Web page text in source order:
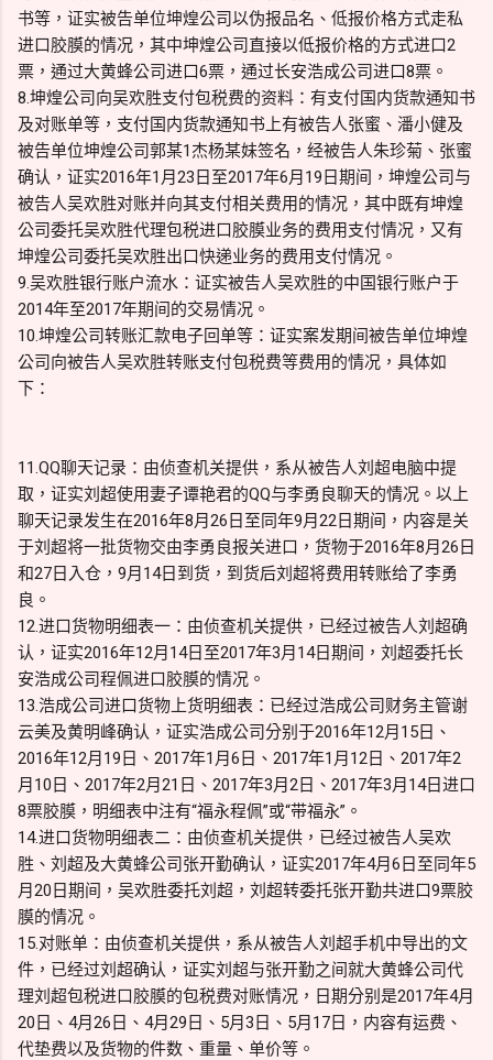
书等，证实被告单位坤煌公司以伪报品名、低报价格方式走私
进口胶膜的情况，其中坤煌公司直接以低报价格的方式进口2
票，通过大黄蜂公司进口6票，通过长安浩成公司进口8票。
8.坤煌公司向吴欢胜支付包税费的资料：有支付国内货款通知书
及对账单等，支付国内货款通知书上有被告人张蜜、潘小健及
被告单位坤煌公司郭某1杰杨某妹签名，经被告人朱珍菊、张蜜
确认，证实2016年1月23日至2017年6月19日期间，坤煌公司与
被告人吴欢胜对账并向其支付相关费用的情况，其中既有坤煌
公司委托吴欢胜代理包税进口胶膜业务的费用支付情况，又有
坤煌公司委托吴欢胜出口快递业务的费用支付情况。
9.吴欢胜银行账户流水：证实被告人吴欢胜的中国银行账户于
2014年至2017年期间的交易情况。
10.坤煌公司转账汇款电子回单等：证实案发期间被告单位坤煌
公司向被告人吴欢胜转账支付包税费等费用的情况，具体如
下：
11.QQ聊天记录：由侦查机关提供，系从被告人刘超电脑中提
取，证实刘超使用妻子谭艳君的QQ与李勇良聊天的情况。以上
聊天记录发生在2016年8月26日至同年9月22日期间，内容是关
于刘超将一批货物交由李勇良报关进口，货物于2016年8月26日
和27日入仓，9月14日到货，到货后刘超将费用转账给了李勇
良。
12.进口货物明细表一：由侦查机关提供，已经过被告人刘超确
认，证实2016年12月14日至2017年3月14日期间，刘超委托长
安浩成公司程佩进口胶膜的情况。
13.浩成公司进口货物上货明细表：已经过浩成公司财务主管谢
云美及黄明峰确认，证实浩成公司分别于2016年12月15日、
2016年12月19日、2017年1月6日、2017年1月12日、2017年2
月10日、2017年2月21日、2017年3月2日、2017年3月14日进口
8票胶膜，明细表中注有“福永程佩”或“带福永”。
14.进口货物明细表二：由侦查机关提供，已经过被告人吴欢
胜、刘超及大黄蜂公司张开勤确认，证实2017年4月6日至同年5
月20日期间，吴欢胜委托刘超，刘超转委托张开勤共进口9票胶
膜的情况。
15.对账单：由侦查机关提供，系从被告人刘超手机中导出的文
件，已经过刘超确认，证实刘超与张开勤之间就大黄蜂公司代
理刘超包税进口胶膜的包税费对账情况，日期分别是2017年4月
20日、4月26日、4月29日、5月3日、5月17日，内容有运费、
代垫费以及货物的件数、重量、单价等。